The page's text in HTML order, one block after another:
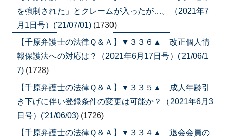
を強制された」とクレームが入ったが…。（2021年7
月1日号）('21/07/01) (1730)
【千原弁護士の法律Ｑ＆Ａ】▼３３６▲ 改正個人情
報保護法への対応は？（2021年6月17日号）('21/06/1
7) (1728)
【千原弁護士の法律Ｑ＆Ａ】▼３３５▲ 成人年齢引
き下げに伴い登録条件の変更は可能か？（2021年6月3
日号）('21/06/03) (1726)
【千原弁護士の法律Ｑ＆Ａ】▼３３４▲ 退会会員の